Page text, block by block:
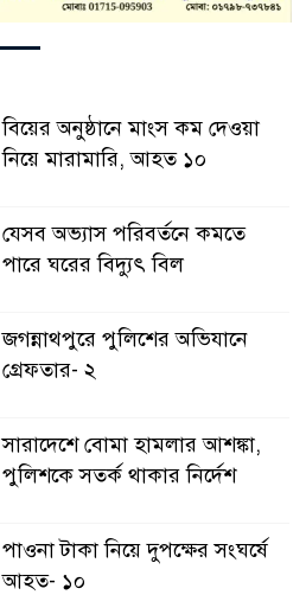
বিয়ের অনুষ্ঠানে মাংস কম দেওয়া
নিয়ে মারামারি, আহত ১০
যেসব অভ্যাস পরিবর্তনে কমতে
পারে ঘরের বিদ্যুৎ বিল
জগন্নাথপুরে পুলিশের অভিযানে
গ্রেফতার- ২
সারাদেশে বোমা হামলার আশঙ্কা,
পুলিশকে সতর্ক থাকার নির্দেশ
পাওনা টাকা নিয়ে দুপক্ষের সংঘর্ষে
আহত- ১০